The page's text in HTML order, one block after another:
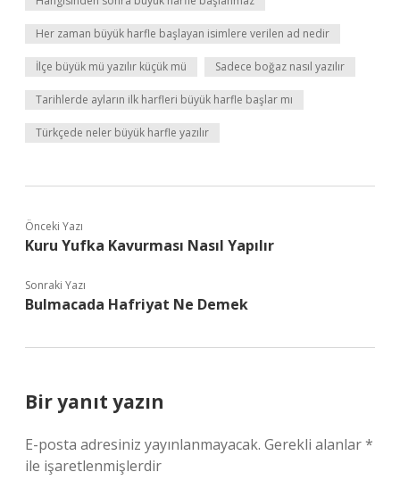
Her zaman büyük harfle başlayan isimlere verilen ad nedir
İlçe büyük mü yazılır küçük mü Sadece boğaz nasıl yazılır
Tarihlerde ayların ilk harfleri büyük harfle başlar mı
Türkçede neler büyük harfle yazılır
Önceki Yazı
Kuru Yufka Kavurması Nasıl Yapılır
Sonraki Yazı
Bulmacada Hafriyat Ne Demek
Bir yanıt yazın
E-posta adresiniz yayınlanmayacak. Gerekli alanlar*
ile işaretlenmişlerdir